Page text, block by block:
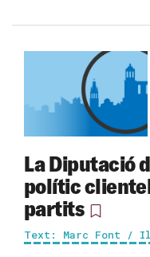
La Diputació
polític
partits
Text: Marc Font /